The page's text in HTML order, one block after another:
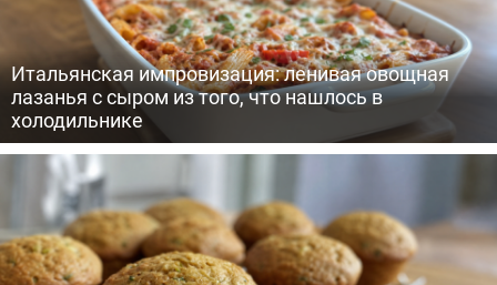
Итальянская импровизация: ленивая овощная
лазанья с сыром из того, что нашлось в
холодильнике